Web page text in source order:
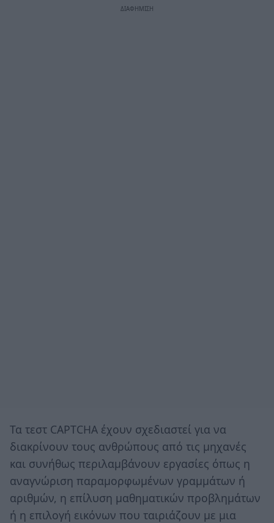
Τα τεστ CAPTCHA έχουν σχεδιαστεί για να
διακρίνουν τους ανθρώπους από τις μηχανές
και συνήθως περιλαμβάνουν εργασίες όπως η
αναγνώριση παραμορφωμένων γραμμάτων ή
αριθμών, η επίλυση μαθηματικών προβλημάτων
ή η επιλογή εικόνων που ταιριάζουν με μια